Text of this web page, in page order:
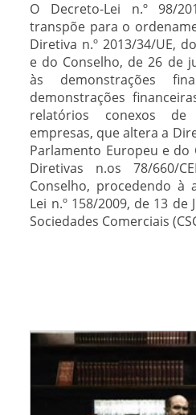
O Decreto-Lei n.º 98/
transpõe para o
Diretiva n.º 2013/34/UE,
e do Conselho, de 26 de
às demonstrações
demonstrações
relatórios conexos
empresas, que altera a
Parlamento Europeu e do
Diretivas n.os 78/660/
Conselho, procedendo à
Lei n.º 158/2009, de 13 de
Sociedades Comerciais